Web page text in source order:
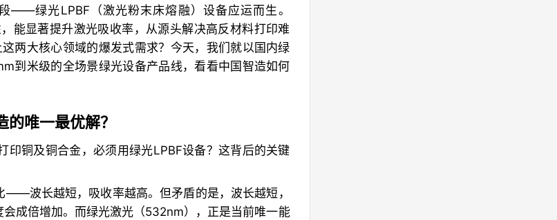
——绿光LPBF（激光粉末床熔融）设备应运而生。
能显著提升激光吸收率，从源头解决高反材料打印难
两大核心领域的爆发式需求？今天，我们就以国内绿
米级的全场景绿光设备产品线，看看中国智造如何
唯一最优解？
铜及铜合金，必须用绿光LPBF设备？这背后的关键
波长越短，吸收率越高。但矛盾的是，波长越短，
成倍增加。而绿光激光（532nm），正是当前唯一能